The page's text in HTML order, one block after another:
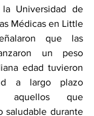
Universidad de
Médicas en Little
que las
un peso
edad tuvieron
a largo plazo
aquellos que
saludable durante